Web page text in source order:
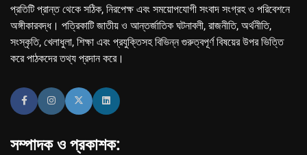
প্রতিটি প্রান্ত থেকে সঠিক, নিরপেক্ষ এবং সময়োপযোগী সংবাদ সংগ্রহ ও পরিবেশনে
অঙ্গীকারবদ্ধ। পত্রিকাটি জাতীয় ও আন্তর্জাতিক ঘটনাবলী, রাজনীতি, অর্থনীতি,
সংস্কৃতি, খেলাধুলা, শিক্ষা এবং প্রযুক্তিসহ বিভিন্ন গুরুত্বপূর্ণ বিষয়ের উপর ভিত্তি
করে পাঠকদের তথ্য প্রদান করে।
সম্পাদক ও প্রকাশক: